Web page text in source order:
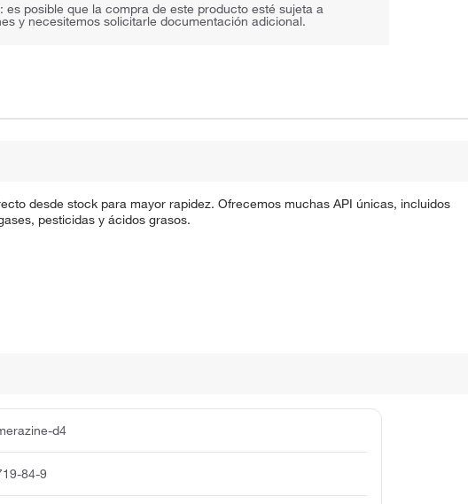
es posible que la compra de este producto esté sujeta a
y necesitemos solicitarle documentación adicional.
desde stock para mayor rapidez. Ofrecemos muchas API únicas, incluidos
pesticidas y ácidos grasos.
d4
84-9